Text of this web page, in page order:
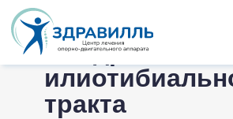
Синдром
тракта